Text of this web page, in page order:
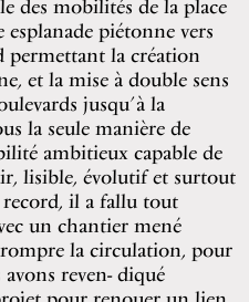
des mobilités de la place
esplanade piétonne vers
permettant la création
et la mise à double sens
jusqu’à la
la seule manière de
ambitieux capable de
lisible, évolutif et surtout
il a fallu tout
un chantier mené
la circulation, pour
reven- diqué